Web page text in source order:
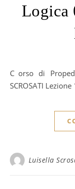
Logica
Corso di Propedeutica Filosofica a cura di LUISELLA
SCROSATI
Luisella